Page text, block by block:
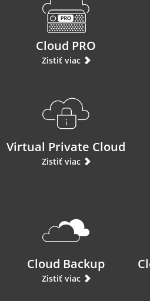
Cloud PRO
Zistiť viac
Virtual Private Cloud
Zistiť viac
Cloud Backup
Zistiť viac